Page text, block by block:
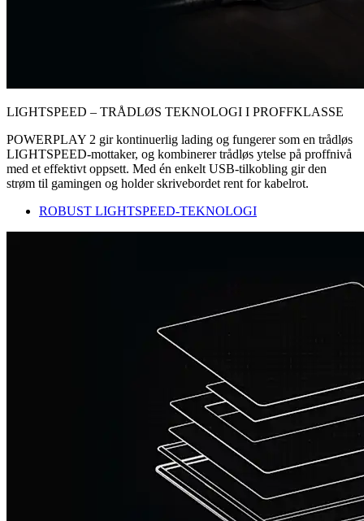
LIGHTSPEED – TRÅDLØS TEKNOLOGI I PROFFKLASSE
POWERPLAY 2 gir kontinuerlig lading og fungerer som en trådløs
LIGHTSPEED-mottaker, og kombinerer trådløs ytelse på proffnivå
med et effektivt oppsett. Med én enkelt USB-tilkobling gir den
strøm til gamingen og holder skrivebordet rent for kabelrot.
ROBUST LIGHTSPEED-TEKNOLOGI